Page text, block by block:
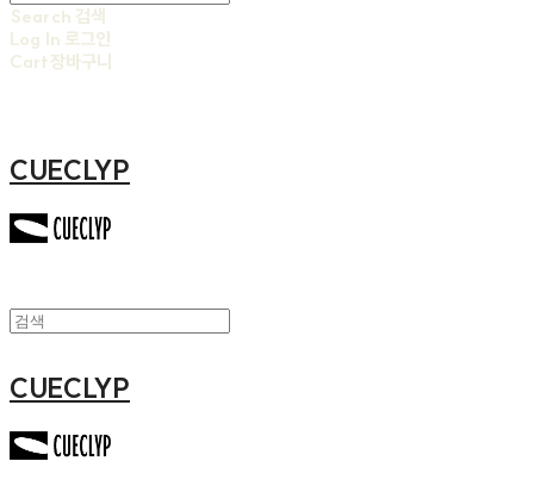
Search 검색
Log In 로그인
Cart장바구니
CUECLYP
CUECLYP